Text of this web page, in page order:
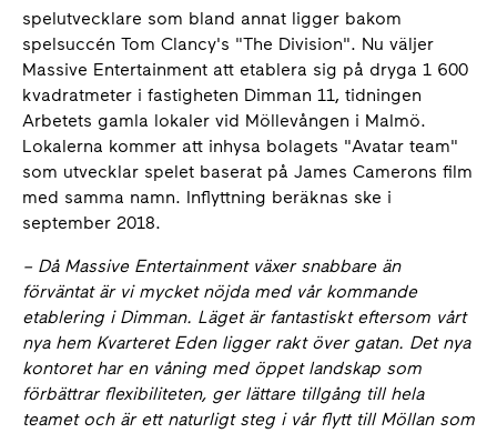
spelutvecklare som bland annat ligger bakom
spelsuccén Tom Clancy's "The Division". Nu väljer
Massive Entertainment att etablera sig på dryga 1 600
kvadratmeter i fastigheten Dimman 11, tidningen
Arbetets gamla lokaler vid Möllevången i Malmö.
Lokalerna kommer att inhysa bolagets "Avatar team"
som utvecklar spelet baserat på James Camerons film
med samma namn. Inflyttning beräknas ske i
september 2018.
– Då Massive Entertainment växer snabbare än
förväntat är vi mycket nöjda med vår kommande
etablering i Dimman. Läget är fantastiskt eftersom vårt
nya hem Kvarteret Eden ligger rakt över gatan. Det nya
kontoret har en våning med öppet landskap som
förbättrar flexibiliteten, ger lättare tillgång till hela
teamet och är ett naturligt steg i vår flytt till Möllan som